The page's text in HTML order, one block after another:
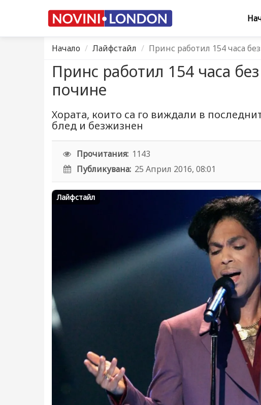
Начало Лайфстайл Принс работил 154 часа
Принс работил 154 часа
почине
Хората, които са го виждали в
блед и безжизнен
Прочитания: 1143
Публикувана: 25 Април 2016, 08:01
Лайфстайл